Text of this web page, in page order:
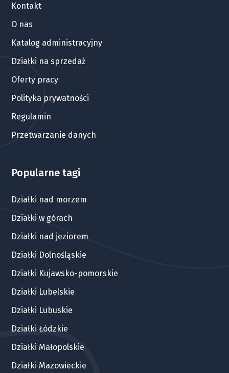
Kontakt
O nas
Katalog administracyjny
Działki na sprzedaż
Oferty pracy
Polityka prywatności
Regulamin
Przetwarzanie danych
Popularne tagi
Działki nad morzem
Działki w górach
Działki nad jeziorem
Działki Dolnośląskie
Działki Kujawsko-pomorskie
Działki Lubelskie
Działki Lubuskie
Działki Łódzkie
Działki Małopolskie
Działki Mazowieckie